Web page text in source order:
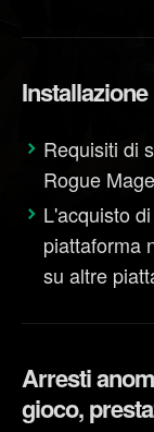
Installazione
Requisiti di
Rogue
L'acquisto
piattaforma
su altre
Arresti
gioco,